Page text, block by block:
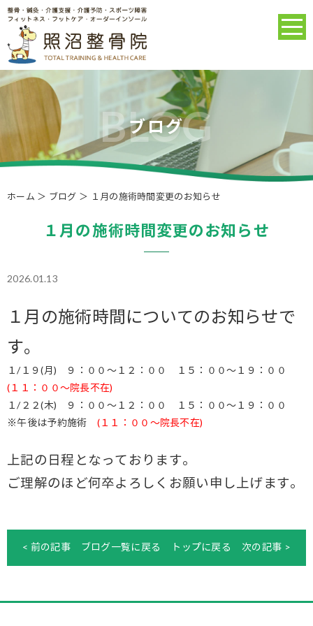
ブログ
ホーム ＞ ブログ ＞ １月の施術時間変更のお知らせ
１月の施術時間変更のお知らせ
2026.01.13
１月の施術時間についてのお知らせで
す。
１/１９(月) ９：００～１２：００ １５：００～１９：００
(１１：００～院長不在)
１/２２(木) ９：００～１２：００ １５：００～１９：００
※午後は予約施術 (１１：００～院長不在)
上記の日程となっております。
ご理解のほど何卒よろしくお願い申し上げます。
< 前の記事 ブログ一覧に戻る トップに戻る 次の記事 >